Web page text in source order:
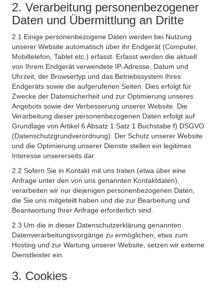
2. Verarbeitung personenbezogener
Daten und Übermittlung an Dritte
2.1 Einige personenbezogene Daten werden bei Nutzung
unserer Website automatisch über ihr Endgerät (Computer,
Mobiltelefon, Tablet etc.) erfasst. Erfasst werden die aktuell
von Ihrem Endgerät verwendete IP-Adresse, Datum und
Uhrzeit, der Browsertyp und das Betriebssystem Ihres
Endgeräts sowie die aufgerufenen Seiten. Dies erfolgt für
Zwecke der Datensicherheit und zur Optimierung unseres
Angebots sowie der Verbesserung unserer Website. Die
Verarbeitung dieser personenbezogenen Daten erfolgt auf
Grundlage von Artikel 6 Absatz 1 Satz 1 Buchstabe f) DSGVO
(Datenschutzgrundverordnung). Der Schutz unserer Website
und die Optimierung unserer Dienste stellen ein legitimes
Interesse unsererseits dar.
2.2 Sofern Sie in Kontakt mit uns treten (etwa über eine
Anfrage unter den von uns genannten Kontaktdaten),
verarbeiten wir nur diejenigen personenbezogenen Daten,
die Sie uns mitgeteilt haben und die zur Bearbeitung und
Beantwortung Ihrer Anfrage erforderlich sind.
2.3 Um die in dieser Datenschutzerklärung genannten
Datenverarbeitungsvorgänge zu ermöglichen, etwa zum
Hosting und zur Wartung unserer Website, setzen wir externe
Dienstleister ein.
3. Cookies